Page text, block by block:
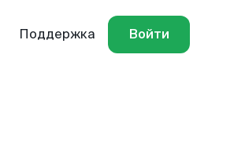
Поддержка Войти